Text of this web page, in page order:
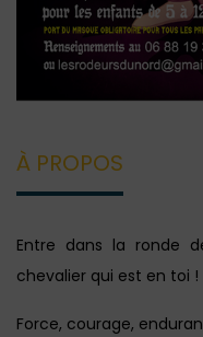
À PROPOS
Entre dans la ronde
chevalier qui est en toi !
Force, courage,